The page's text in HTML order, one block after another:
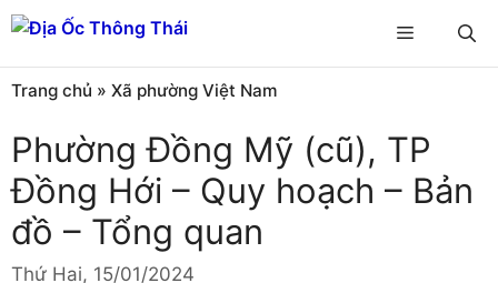
Chuyển
đến
nội
dung
Menu
Trang chủ » Xã phường Việt Nam
Phường Đồng Mỹ (cũ), TP
Đồng Hới – Quy hoạch – Bản
đồ – Tổng quan
Thứ Hai, 15/01/2024